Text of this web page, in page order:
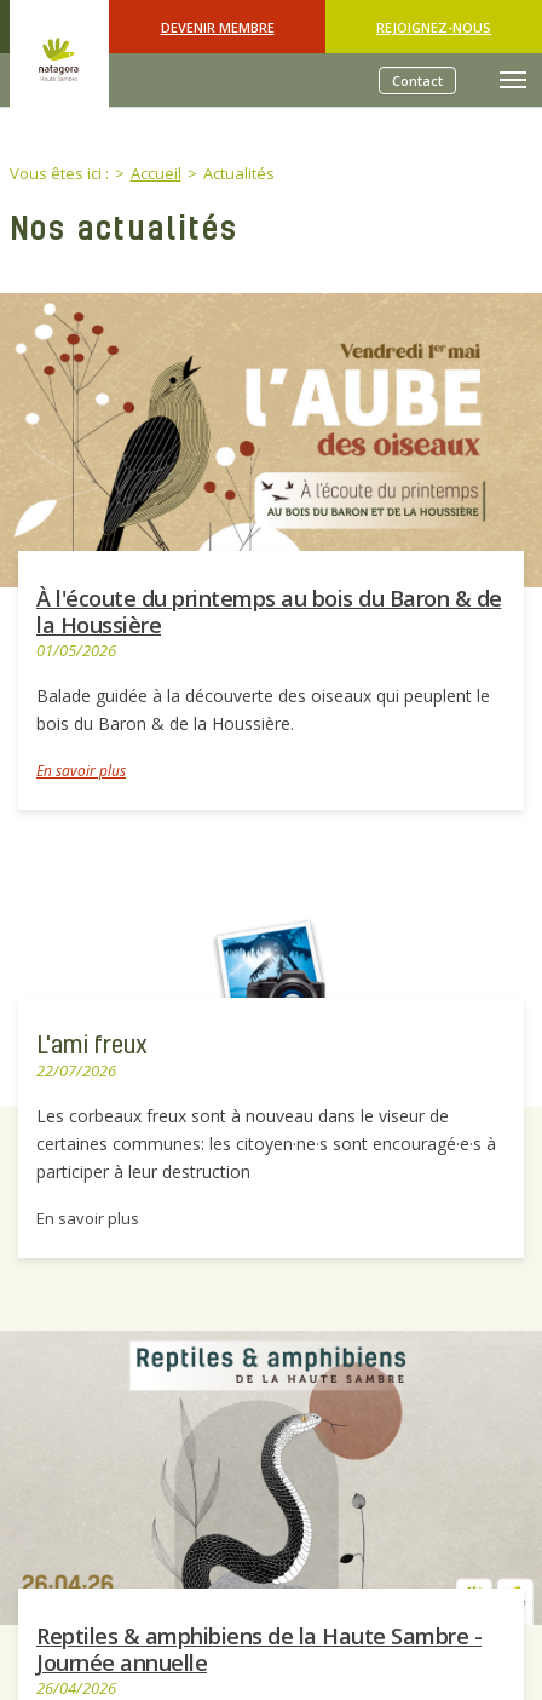
DEVENIR MEMBRE REJOIGNEZ-NOUS
Contact
You are here:
Vous êtes ici : Accueil Actualités
Nos actualités
À l'écoute du printemps au bois du Baron & de
la Houssière
01/05/2026
Balade guidée à la découverte des oiseaux qui peuplent le
bois du Baron & de la Houssière.
En savoir plus
L'ami freux
22/07/2026
Les corbeaux freux sont à nouveau dans le viseur de
certaines communes: les citoyen·ne·s sont encouragé·e·s à
participer à leur destruction
En savoir plus
Reptiles & amphibiens de la Haute Sambre -
Journée annuelle
26/04/2026